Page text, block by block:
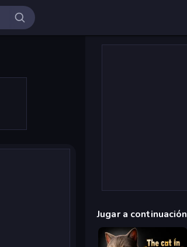
Jugar a continuación